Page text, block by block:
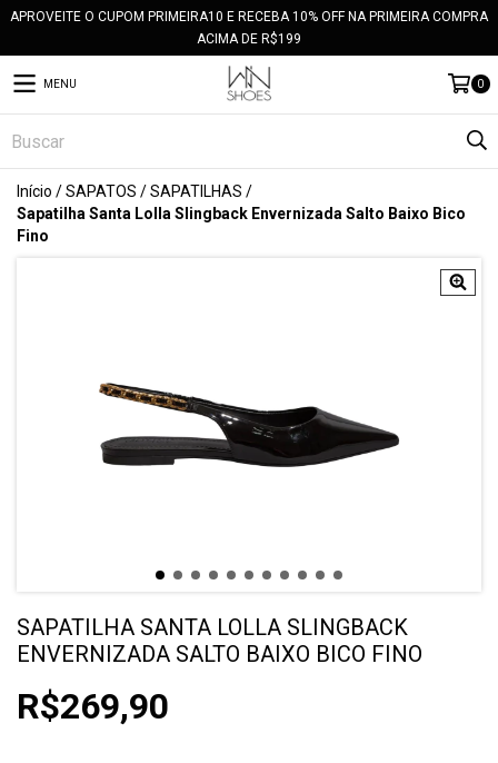
APROVEITE O CUPOM PRIMEIRA10 E RECEBA 10% OFF NA PRIMEIRA COMPRA
ACIMA DE R$199
MENU 0
Início /SAPATOS /SAPATILHAS /
Sapatilha Santa Lolla Slingback Envernizada Salto Baixo Bico
Fino
SAPATILHA SANTA LOLLA SLINGBACK
ENVERNIZADA SALTO BAIXO BICO FINO
R$269,90